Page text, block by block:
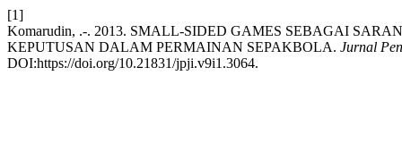
[1]
Komarudin, .-. 2013. SMALL-SIDED GAMES SEBAGAI
KEPUTUSAN DALAM PERMAINAN SEPAKBOLA. Jurnal
DOI:https://doi.org/10.21831/jpji.v9i1.3064.